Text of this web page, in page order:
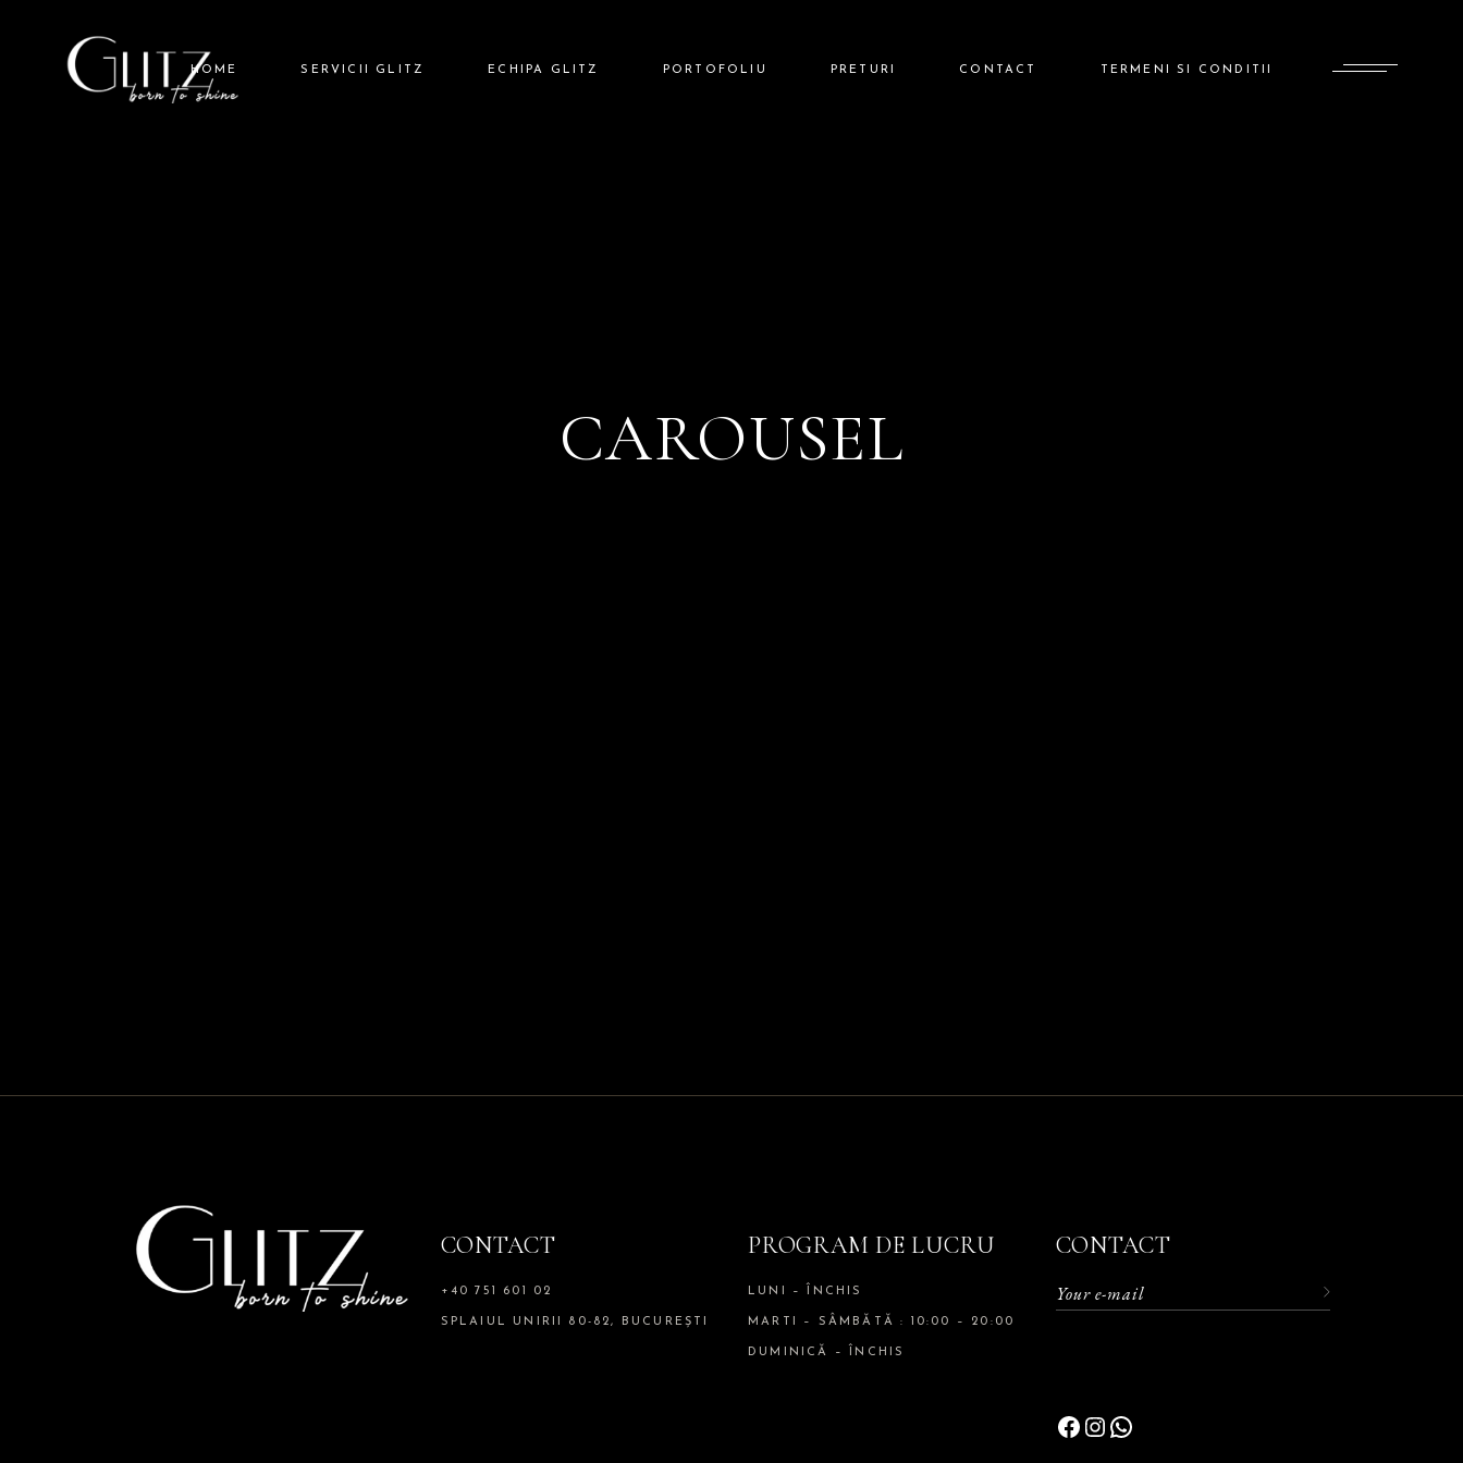
HOME SERVICII GLITZ ECHIPA GLITZ PORTOFOLIU PRETURI CONTACT TERMENI SI CONDITII
CAROUSEL
CONTACT
+40 751 601 02
SPLAIUL UNIRII 80-82, BUCUREȘTI
PROGRAM DE LUCRU
LUNI – ÎNCHIS
MARTI – SÂMBĂTĂ : 10:00 – 20:00
DUMINICĂ – ÎNCHIS
CONTACT